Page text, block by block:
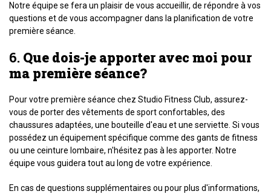
Notre équipe se fera un plaisir de vous accueillir, de répondre à vos
questions et de vous accompagner dans la planification de votre
première séance.
6. Que dois-je apporter avec moi pour
ma première séance?
Pour votre première séance chez Studio Fitness Club, assurez-
vous de porter des vêtements de sport confortables, des
chaussures adaptées, une bouteille d'eau et une serviette. Si vous
possédez un équipement spécifique comme des gants de fitness
ou une ceinture lombaire, n'hésitez pas à les apporter. Notre
équipe vous guidera tout au long de votre expérience.
En cas de questions supplémentaires ou pour plus d'informations,